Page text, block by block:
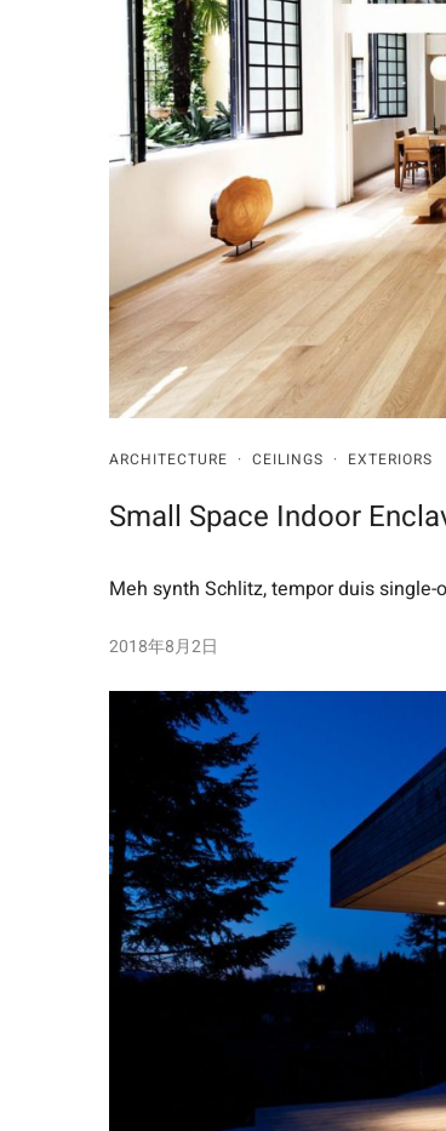
ARCHITECTURE · CEILINGS · EXTERIORS
Small Space Indoor
Meh synth Schlitz, tempor duis single-
2018年8月2日